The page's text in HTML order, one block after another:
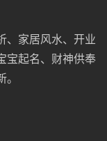
、家居风水、开业
宝起名、财神供奉